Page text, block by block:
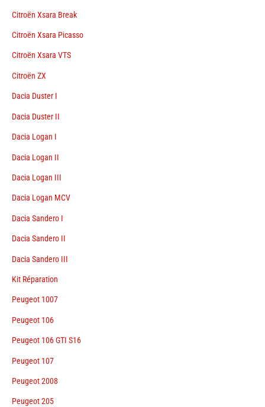
Citroën Xsara Break
Citroën Xsara Picasso
Citroën Xsara VTS
Citroën ZX
Dacia Duster I
Dacia Duster II
Dacia Logan I
Dacia Logan II
Dacia Logan III
Dacia Logan MCV
Dacia Sandero I
Dacia Sandero II
Dacia Sandero III
Kit Réparation
Peugeot 1007
Peugeot 106
Peugeot 106 GTI S16
Peugeot 107
Peugeot 2008
Peugeot 205